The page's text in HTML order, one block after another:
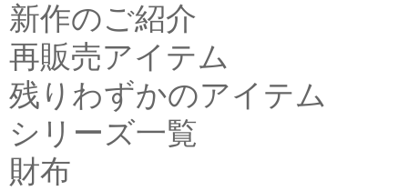
新作のご紹介
再販売アイテム
残りわずかのアイテム
シリーズ一覧
財布